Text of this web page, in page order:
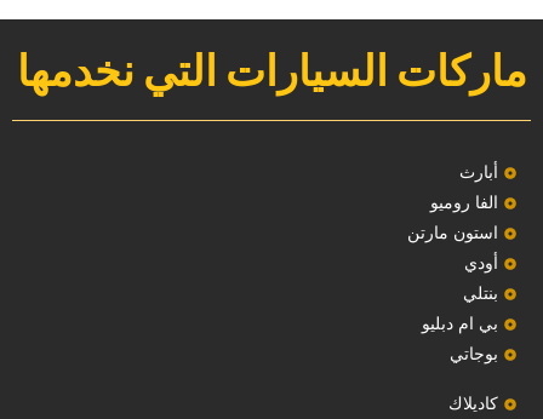
ماركات السيارات التي نخدمها
‏أبارث‏
الفا روميو
استون مارتن
أودي
بنتلي
بي ام دبليو
بوجاتي
كاديلاك